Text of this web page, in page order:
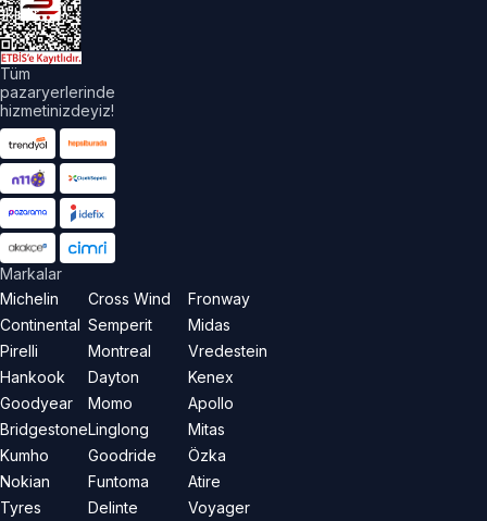
Tüm
pazaryerlerinde
hizmetinizdeyiz!
Markalar
Michelin
Continental
Pirelli
Hankook
Goodyear
Bridgestone
Kumho
Nokian
Tyres
Cross Wind
Semperit
Montreal
Dayton
Momo
Linglong
Goodride
Funtoma
Delinte
Fronway
Midas
Vredestein
Kenex
Apollo
Mitas
Özka
Atire
Voyager